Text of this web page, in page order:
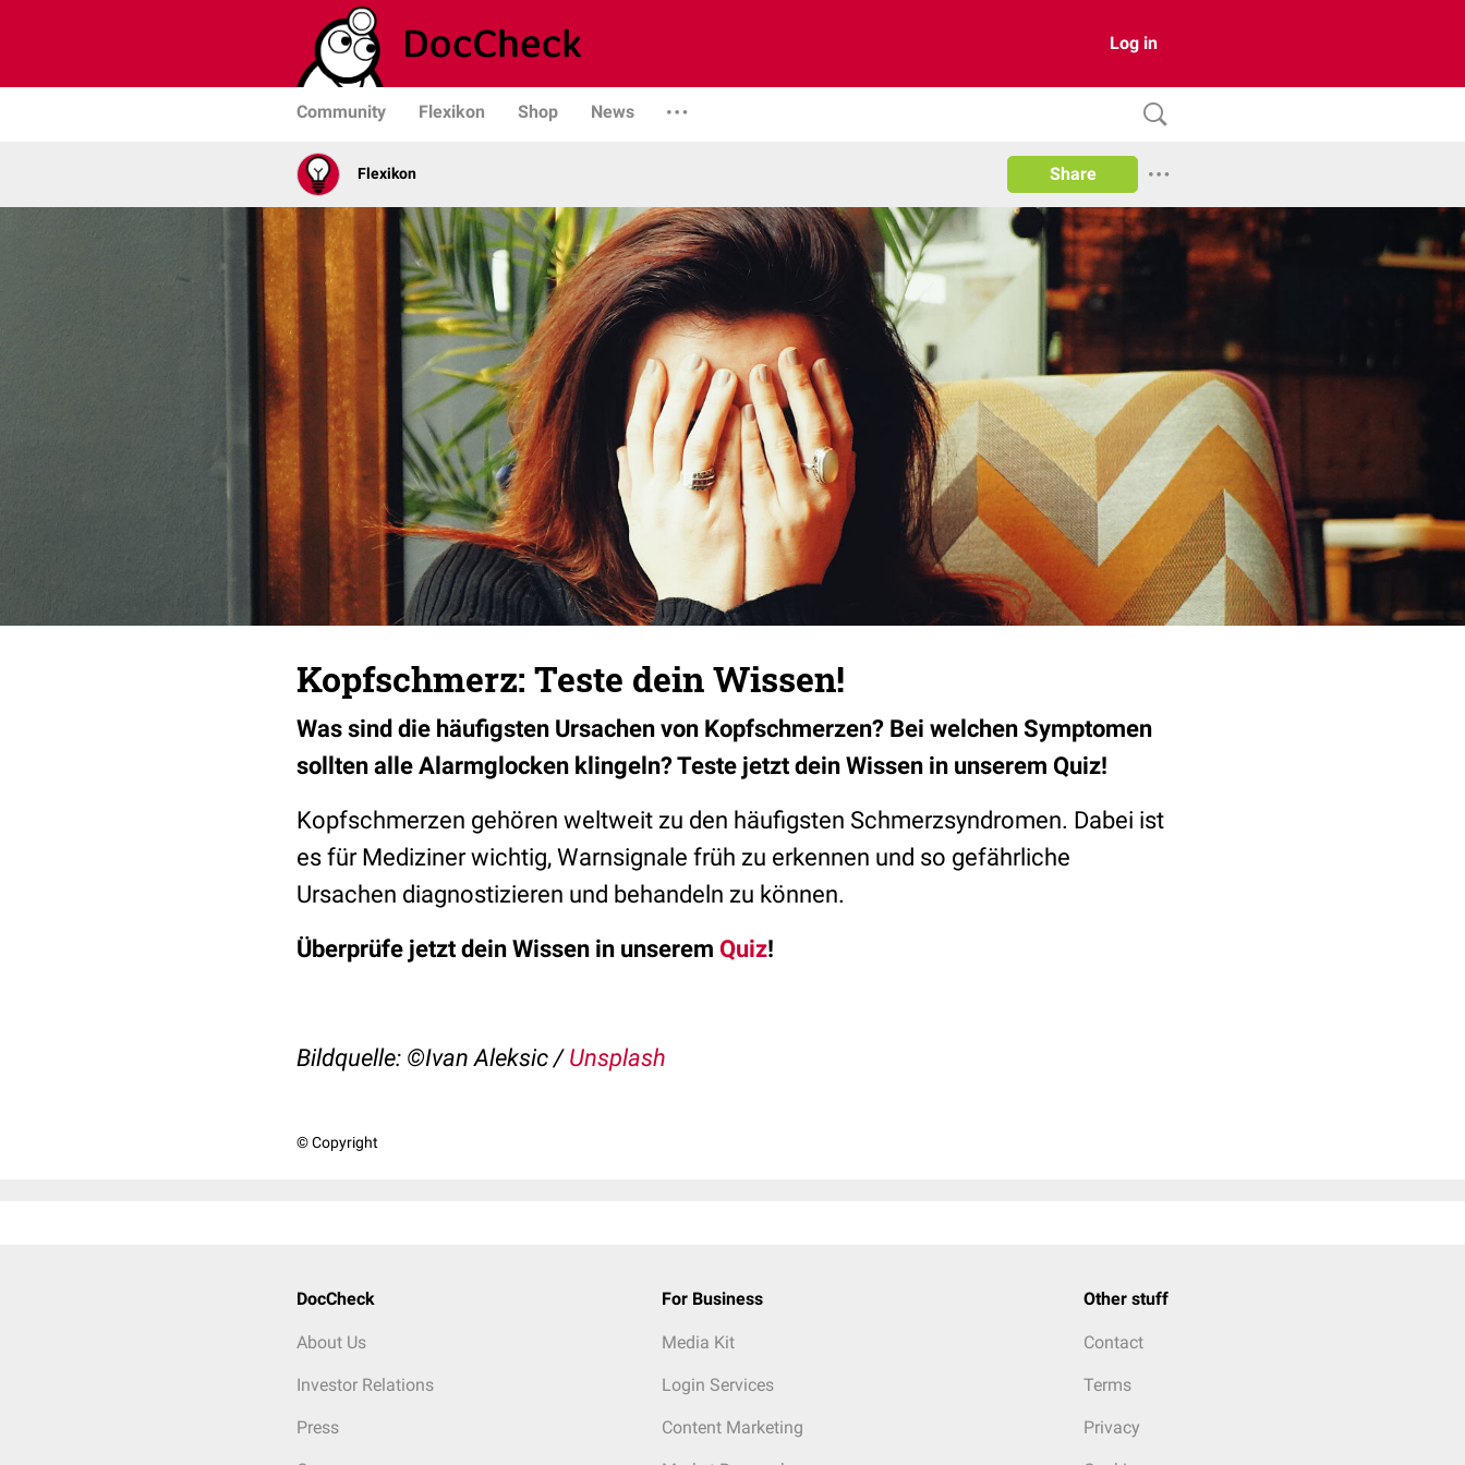
Log in
Community Flexikon Shop News
Flexikon Share
Kopfschmerz: Teste dein Wissen!
Was sind die häufigsten Ursachen von Kopfschmerzen? Bei welchen Symptomen
sollten alle Alarmglocken klingeln? Teste jetzt dein Wissen in unserem Quiz!
Kopfschmerzen gehören weltweit zu den häufigsten Schmerzsyndromen. Dabei ist
es für Mediziner wichtig, Warnsignale früh zu erkennen und so gefährliche
Ursachen diagnostizieren und behandeln zu können.
Überprüfe jetzt dein Wissen in unserem Quiz!
Bildquelle: ©Ivan Aleksic / Unsplash
© Copyright
DocCheck
About Us
Investor Relations
Press
For Business
Media Kit
Login Services
Content Marketing
Other stuff
Contact
Terms
Privacy